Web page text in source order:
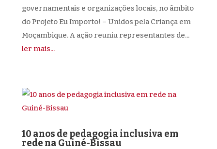
governamentais e organizações locais, no âmbito
do Projeto Eu Importo! – Unidos pela Criança em
Moçambique. A ação reuniu representantes de...
ler mais...
10 anos de pedagogia inclusiva em
rede na Guiné-Bissau